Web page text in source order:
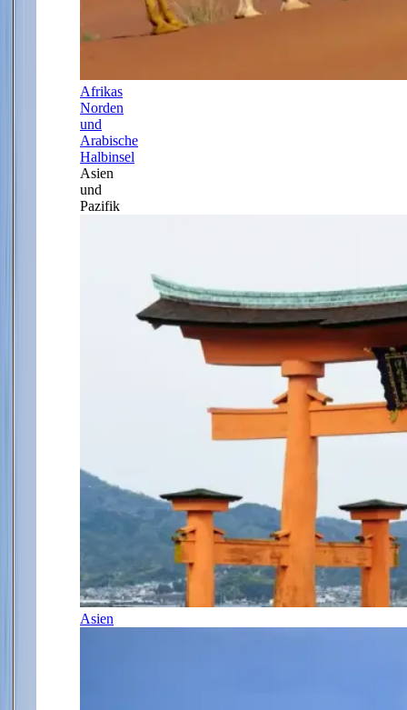
Afrikas
Norden
und
Arabische
Halbinsel
Asien
und
Pazifik
Asien